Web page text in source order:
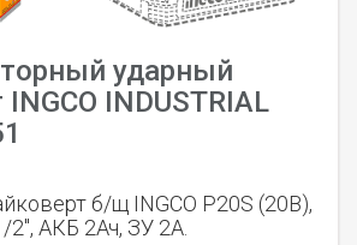
ударный
INDUSTRIAL
б/щ INGCO P20S (20В),
АКБ 2Ач, ЗУ 2А.